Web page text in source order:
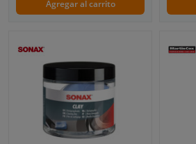
Agregar al carrito